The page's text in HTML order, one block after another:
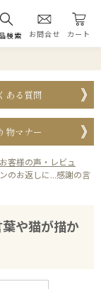
検索 お問合せ カート
ある質問
物マナー
お客様の声・レビュ
のお返しに…感謝の言
や猫が描か